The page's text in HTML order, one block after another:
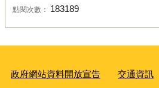
點閱次數： 183189
政府網站資料開放宣告 交通資訊